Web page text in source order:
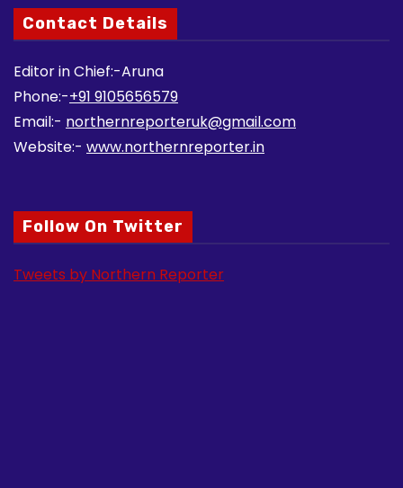
Contact Details
Editor in Chief:-Aruna
Phone:-+91 9105656579
Email:- northernreporteruk@gmail.com
Website:- www.northernreporter.in
Follow On Twitter
Tweets by Northern Reporter